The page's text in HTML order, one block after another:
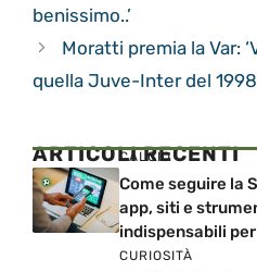
benissimo..’
Moratti premia la Var:
quella Juve-Inter del
ARTICOLI RECENTI
CALCIO
Come seguire la
app, siti e
indispensabili
CURIOSITÀ